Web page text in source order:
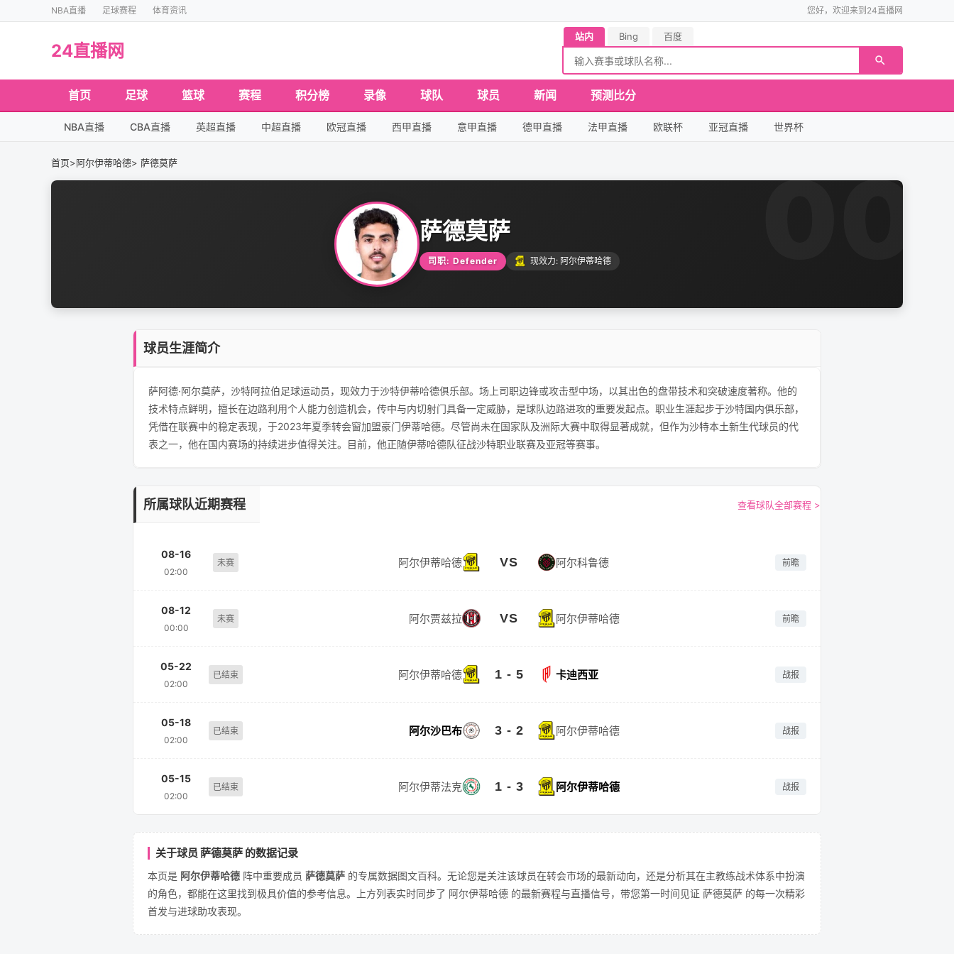
NBA直播 足球赛程 体育资讯 您好，欢迎来到24直播网
24直播网
站内 Bing 百度
首页 足球 篮球 赛程 积分榜 录像 球队 球员 新闻 预测比分
NBA直播 CBA直播 英超直播 中超直播 欧冠直播 西甲直播 意甲直播 德甲直播 法甲直播 欧联杯 亚冠直播 世界杯
首页>阿尔伊蒂哈德> 萨德莫萨 00
萨德莫萨
司职: Defender 现效力: 阿尔伊蒂哈德
球员生涯简介
萨阿德·阿尔莫萨，沙特阿拉伯足球运动员，现效力于沙特伊蒂哈德俱乐部。场上司职边锋或攻击型中场，以其出色的盘带技术和突破速度著称。他的
技术特点鲜明，擅长在边路利用个人能力创造机会，传中与内切射门具备一定威胁，是球队边路进攻的重要发起点。职业生涯起步于沙特国内俱乐部，
凭借在联赛中的稳定表现，于2023年夏季转会窗加盟豪门伊蒂哈德。尽管尚未在国家队及洲际大赛中取得显著成就，但作为沙特本土新生代球员的代
表之一，他在国内赛场的持续进步值得关注。目前，他正随伊蒂哈德队征战沙特职业联赛及亚冠等赛事。
所属球队近期赛程 查看球队全部赛程 >
08-16
02:00
未赛 阿尔伊蒂哈德 VS 阿尔科鲁德 前瞻
08-12
00:00
未赛 阿尔贾兹拉 VS 阿尔伊蒂哈德 前瞻
05-22
02:00
已结束 阿尔伊蒂哈德 1 - 5 卡迪西亚 战报
05-18
02:00
已结束 阿尔沙巴布 3 - 2 阿尔伊蒂哈德 战报
05-15
02:00
已结束 阿尔伊蒂法克 1 - 3 阿尔伊蒂哈德 战报
关于球员 萨德莫萨 的数据记录
本页是 阿尔伊蒂哈德 阵中重要成员 萨德莫萨 的专属数据图文百科。无论您是关注该球员在转会市场的最新动向，还是分析其在主教练战术体系中扮演
的角色，都能在这里找到极具价值的参考信息。上方列表实时同步了 阿尔伊蒂哈德 的最新赛程与直播信号，带您第一时间见证 萨德莫萨 的每一次精彩
首发与进球助攻表现。